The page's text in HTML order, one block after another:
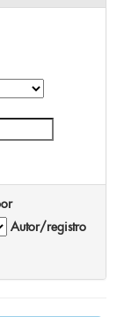
Autor/registro